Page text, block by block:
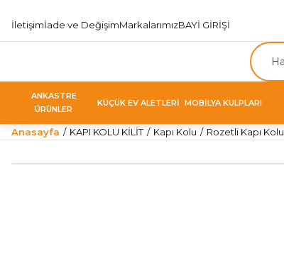
İletişimİade ve DeğişimMarkalarımızBAYİ GİRİŞİ
ANKASTRE
ÜRÜNLER
KÜÇÜK EV ALETLERİ MOBİLYA KULPLARI
Anasayfa KAPI KOLU KİLİT Kapı Kolu Rozetli Kapı Kolu